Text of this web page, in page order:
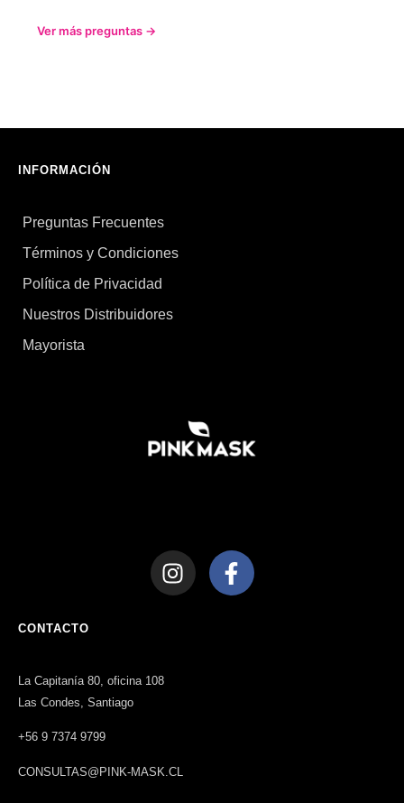
Ver más preguntas →
INFORMACIÓN
Preguntas Frecuentes
Términos y Condiciones
Política de Privacidad
Nuestros Distribuidores
Mayorista
CONTACTO
La Capitanía 80, oficina 108
Las Condes, Santiago
+56 9 7374 9799
CONSULTAS@PINK-MASK.CL